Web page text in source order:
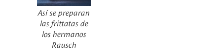
Así se preparan
las frittatas de
los hermanos
Rausch